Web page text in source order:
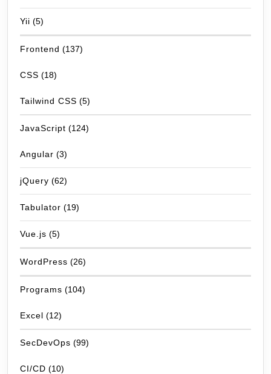
Yii (5)
Frontend (137)
CSS (18)
Tailwind CSS (5)
JavaScript (124)
Angular (3)
jQuery (62)
Tabulator (19)
Vue.js (5)
WordPress (26)
Programs (104)
Excel (12)
SecDevOps (99)
CI/CD (10)